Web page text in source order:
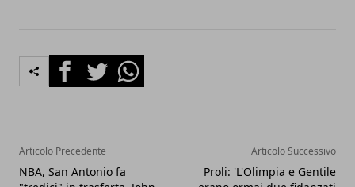
FacebookTwitterWhatsapp
Articolo Precedente
NBA, San Antonio fa
Articolo Successivo
Proli: 'L'Olimpia e Gentile